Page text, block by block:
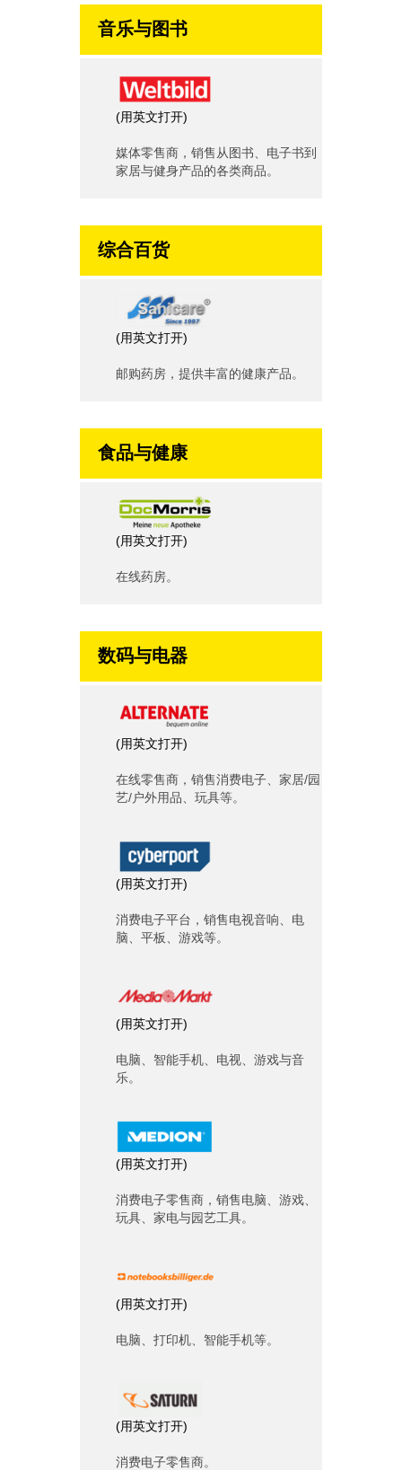
音乐与图书
(用英文打开)
媒体零售商，销售从图书、电子书到
家居与健身产品的各类商品。
综合百货
(用英文打开)
邮购药房，提供丰富的健康产品。
食品与健康
(用英文打开)
在线药房。
数码与电器
(用英文打开)
在线零售商，销售消费电子、家居/园
艺/户外用品、玩具等。
(用英文打开)
消费电子平台，销售电视音响、电
脑、平板、游戏等。
(用英文打开)
电脑、智能手机、电视、游戏与音
乐。
(用英文打开)
消费电子零售商，销售电脑、游戏、
玩具、家电与园艺工具。
(用英文打开)
电脑、打印机、智能手机等。
(用英文打开)
消费电子零售商。